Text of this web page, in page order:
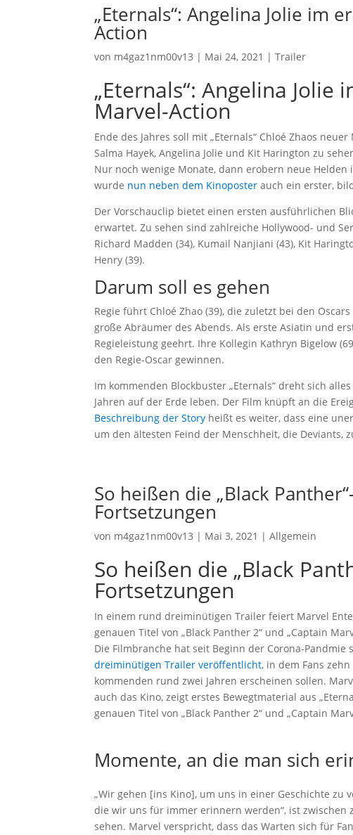
„Eternals“: Angelina Jolie im
Action
von m4gaz1nm00v13 | Mai 24, 2021 |Trailer
„Eternals“: Angelina
Marvel-Action
Ende des Jahres soll mit „Eternals“ Chloé Zhaos
Salma Hayek, Angelina Jolie und Kit Harington zu
Nur noch wenige Monate, dann erobern neue Helden
wurde nun neben dem Kinoposter auch ein erster,
Der Vorschauclip bietet einen ersten ausführlichen
erwartet. Zu sehen sind zahlreiche Hollywood- und
Richard Madden (34), Kumail Nanjiani (43), Kit
Henry (39).
Darum soll es gehen
Regie führt Chloé Zhao (39), die zuletzt bei den
große Abräumer des Abends. Als erste Asiatin und
Regieleistung geehrt. Ihre Kollegin Kathryn Bigelow
den Regie-Oscar gewinnen.
Im kommenden Blockbuster „Eternals“ dreht sich
Jahren auf der Erde leben. Der Film knüpft an die
Beschreibung der Story heißt es weiter, dass eine
um den ältesten Feind der Menschheit, die Deviants,
So heißen die „Black
Fortsetzungen
von m4gaz1nm00v13 | Mai 3, 2021 |Allgemein
So heißen die „Black
Fortsetzungen
In einem rund dreiminütigen Trailer feiert Marvel
genauen Titel von „Black Panther 2“ und „Captain
Die Filmbranche hat seit Beginn der Corona-
dreiminütigen Trailer veröffentlicht, in dem Fans
kommenden rund zwei Jahren erscheinen sollen.
auch das Kino, zeigt erstes Bewegtmaterial aus
genauen Titel von „Black Panther 2“ und „Captain
Momente, an die man sich
„Wir gehen [ins Kino], um uns in einer Geschichte
die wir uns für immer erinnern werden“, ist zwischen
sehen. Marvel verspricht, dass das Warten sich für